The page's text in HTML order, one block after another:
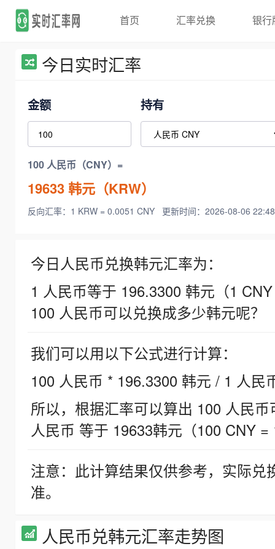
首页 汇率兑换 银行
今日实时汇率
金额 持有
100 人民币（CNY）=
19633韩元（KRW）
反向汇率：1 KRW = 0.0051 CNY 更新时间：2026-08-06
今日人民币兑换韩元汇率为：
1 人民币等于 196.3300 韩元（1
100 人民币可以兑换成多少韩元呢？
我们可以用以下公式进行计算：
100 人民币 * 196.3300 韩元 / 1 人民
所以，根据汇率可以算出 100 人民
人民币 等于 19633韩元（100 CNY =
注意：此计算结果仅供参考，实际
准。
人民币兑韩元汇率走势图